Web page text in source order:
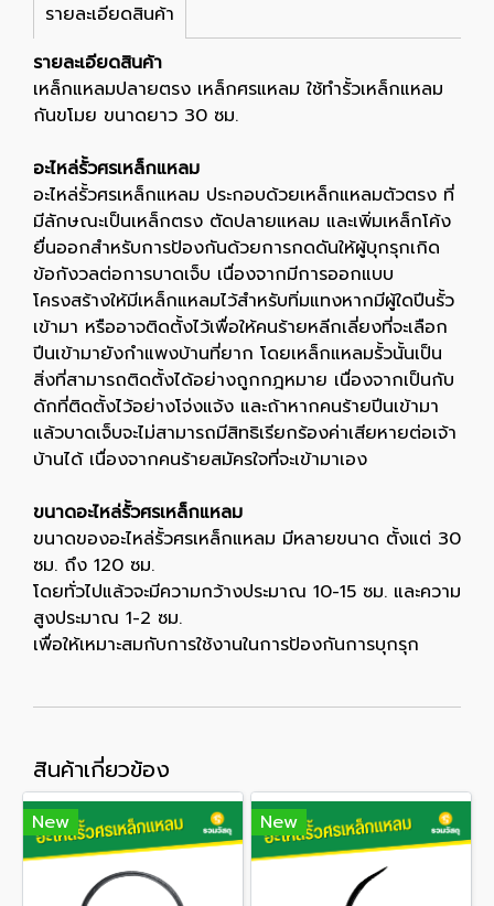
รายละเอียดสินค้า
รายละเอียดสินค้า
เหล็กแหลมปลายตรง เหล็กศรแหลม ใช้ทำรั้วเหล็กแหลม
กันขโมย ขนาดยาว 30 ซม.
อะไหล่รั้วศรเหล็กแหลม
อะไหล่รั้วศรเหล็กแหลม ประกอบด้วยเหล็กแหลมตัวตรง ที่
มีลักษณะเป็นเหล็กตรง ตัดปลายแหลม และเพิ่มเหล็กโค้ง
ยื่นออกสำหรับการป้องกันด้วยการกดดันให้ผู้บุกรุกเกิด
ข้อกังวลต่อการบาดเจ็บ เนื่องจากมีการออกแบบ
โครงสร้างให้มีเหล็กแหลมไว้สำหรับทิ่มแทงหากมีผู้ใดปีนรั้ว
เข้ามา หรืออาจติดตั้งไว้เพื่อให้คนร้ายหลีกเลี่ยงที่จะเลือก
ปีนเข้ามายังกำแพงบ้านที่ยาก โดยเหล็กแหลมรั้วนั้นเป็น
สิ่งที่สามารถติดตั้งได้อย่างถูกกฎหมาย เนื่องจากเป็นกับ
ดักที่ติดตั้งไว้อย่างโจ่งแจ้ง และถ้าหากคนร้ายปีนเข้ามา
แล้วบาดเจ็บจะไม่สามารถมีสิทธิเรียกร้องค่าเสียหายต่อเจ้า
บ้านได้ เนื่องจากคนร้ายสมัครใจที่จะเข้ามาเอง
ขนาดอะไหล่รั้วศรเหล็กแหลม
ขนาดของอะไหล่รั้วศรเหล็กแหลม มีหลายขนาด ตั้งแต่ 30
ซม. ถึง 120 ซม.
โดยทั่วไปแล้วจะมีความกว้างประมาณ 10-15 ซม. และความ
สูงประมาณ 1-2 ซม.
เพื่อให้เหมาะสมกับการใช้งานในการป้องกันการบุกรุก
สินค้าเกี่ยวข้อง
New New